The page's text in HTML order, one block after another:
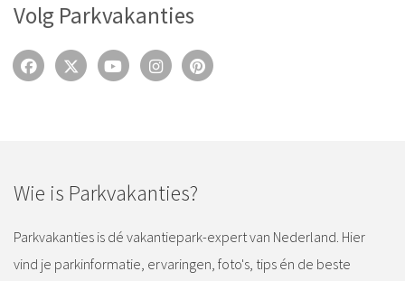
Volg Parkvakanties
Wie is Parkvakanties?
Parkvakanties is dé vakantiepark-expert van Nederland. Hier
vind je parkinformatie, ervaringen, foto's, tips én de beste